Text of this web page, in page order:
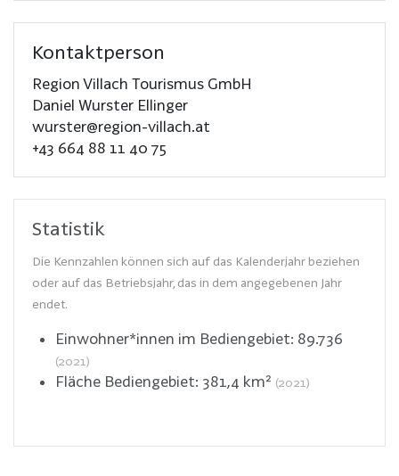
Kontaktperson
Region Villach Tourismus GmbH
Daniel Wurster Ellinger
wurster@region-villach.at
+43 664 88 11 40 75
Statistik
Die Kennzahlen können sich auf das Kalenderjahr beziehen
oder auf das Betriebsjahr, das in dem angegebenen Jahr
endet.
Einwohner*innen im Bediengebiet: 89.736
(2021)
Fläche Bediengebiet: 381,4 km² (2021)